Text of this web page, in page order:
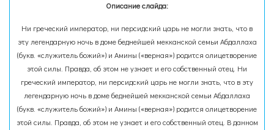
Описание слайда:
Ни греческий император, ни персидский царь не могли знать, что в
эту легендарную ночь в доме беднейшей мекканской семьи Абдаллаха
(букв. «служитель божий») и Амины («верная») родится олицетворение
этой силы. Правда, об этом не узнает и его собственный отец. Ни
греческий император, ни персидский царь не могли знать, что в эту
легендарную ночь в доме беднейшей мекканской семьи Абдаллаха
(букв. «служитель божий») и Амины («верная») родится олицетворение
этой силы. Правда, об этом не узнает и его собственный отец. В данном